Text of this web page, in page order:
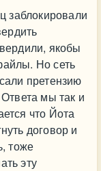
заблокировали
якобы
Но сеть
претензию
мы так и
что Йота
договор и
тоже
эту